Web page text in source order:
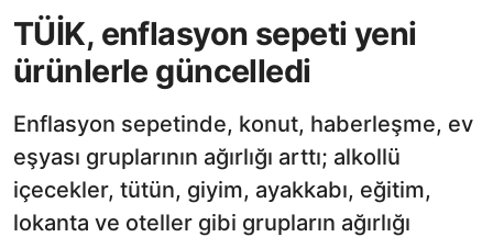
TÜİK, enflasyon sepeti yeni
ürünlerle güncelledi
Enflasyon sepetinde, konut, haberleşme, ev
eşyası gruplarının ağırlığı arttı; alkollü
içecekler, tütün, giyim, ayakkabı, eğitim,
lokanta ve oteller gibi grupların ağırlığı